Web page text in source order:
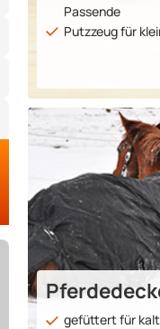
Passende
Putzzeug für
gefüttert für